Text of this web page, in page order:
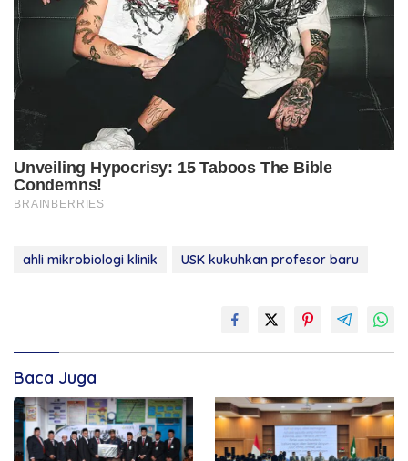
ahli mikrobiologi klinik USK kukuhkan profesor baru
Baca Juga